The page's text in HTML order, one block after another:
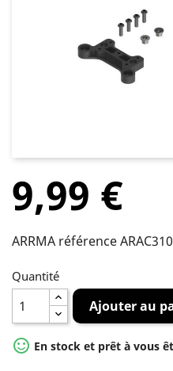
9,99 €
ARRMA référence
Quantité
Ajouter au
 En stock et prêt à vous